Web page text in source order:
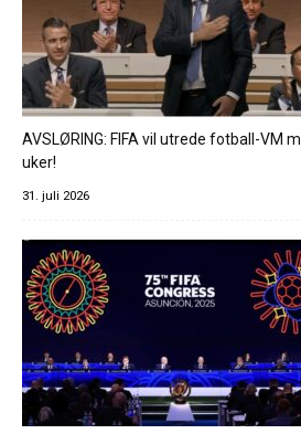
AVSLØRING: FIFA vil utrede fotball-VM
uker!
31. juli 2026